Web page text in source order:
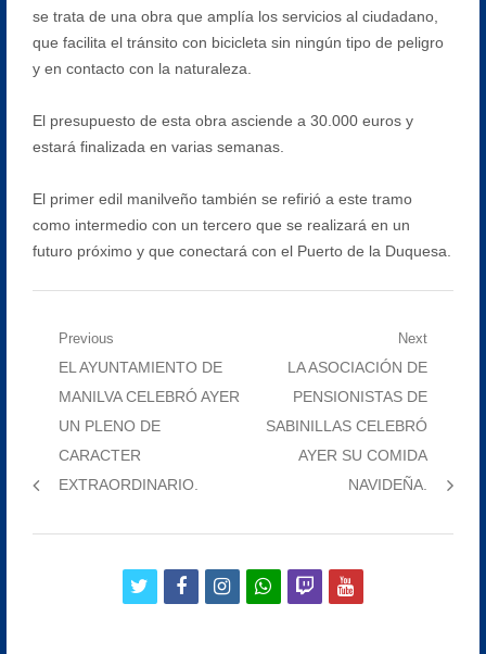
se trata de una obra que amplía los servicios al ciudadano,
que facilita el tránsito con bicicleta sin ningún tipo de peligro
y en contacto con la naturaleza.
El presupuesto de esta obra asciende a 30.000 euros y
estará finalizada en varias semanas.
El primer edil manilveño también se refirió a este tramo
como intermedio con un tercero que se realizará en un
futuro próximo y que conectará con el Puerto de la Duquesa.
Navegación
entradas
Previous
Previous
post:
EL AYUNTAMIENTO DE
MANILVA CELEBRÓ AYER
UN PLENO DE
CARACTER
EXTRAORDINARIO.
Next
Next
post:
LA ASOCIACIÓN DE
PENSIONISTAS DE
SABINILLAS CELEBRÓ
AYER SU COMIDA
NAVIDEÑA.
twitterfacebookinstagramwhatsapp
twitchyoutube